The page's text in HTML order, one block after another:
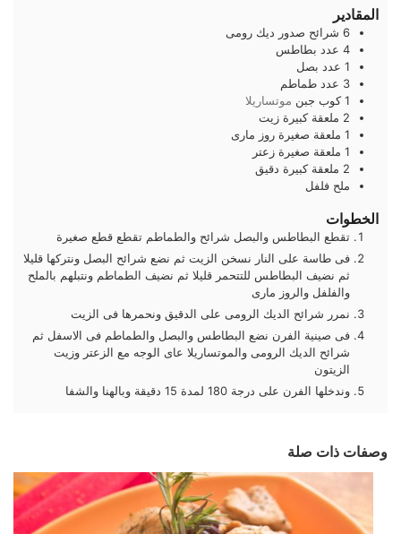
المقادير
6 شرائح صدور ديك رومى
4 عدد بطاطس
1 عدد بصل
3 عدد طماطم
1 كوب جبن موتساريلا
2 ملعقة كبيرة زيت
1 ملعقة صغيرة روز مارى
1 ملعقة صغيرة زعتر
2 ملعقة كبيرة دقيق
ملح فلفل
الخطوات
تقطع البطاطس والبصل شرائح والطماطم تقطع قطع صغيرة
فى طاسة على النار نسخن الزيت ثم نضع شرائح البصل ونتركها قليلا
ثم نضيف البطاطس للتتحمر قليلا ثم نضيف الطماطم ونتبلهم بالملح
والفلفل والروز مارى
نمرر شرائح الديك الرومى على الدقيق ونحمرها فى الزيت
فى صينية الفرن نضع البطاطس والبصل والطماطم فى الاسفل ثم
شرائح الديك الرومى والموتساريلا عاى الوجه مع الزعتر وزيت
الزيتون
وندخلها الفرن على درجة 180 لمدة 15 دقيقة وبالهنا والشفا
وصفات ذات صلة